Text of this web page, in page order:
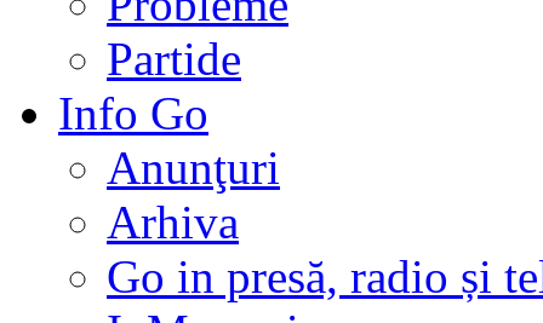
Partide
Info Go
Anunţuri
Arhiva
Go in presă, radio și